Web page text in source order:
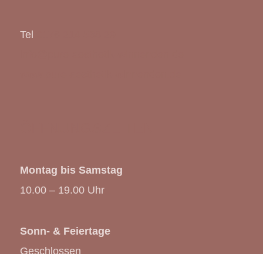
Tel
Montag bis Samstag
10.00 – 19.00 Uhr
Sonn- & Feiertage
Geschlossen